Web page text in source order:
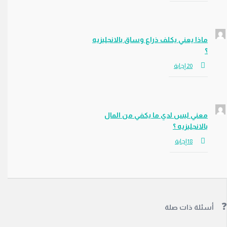
ماذا يعني يكلف ذراع وساق بالانجليزيه
معني ليس لدي ما يكفي من المال
بالانجليزيه ؟
ذات صلة